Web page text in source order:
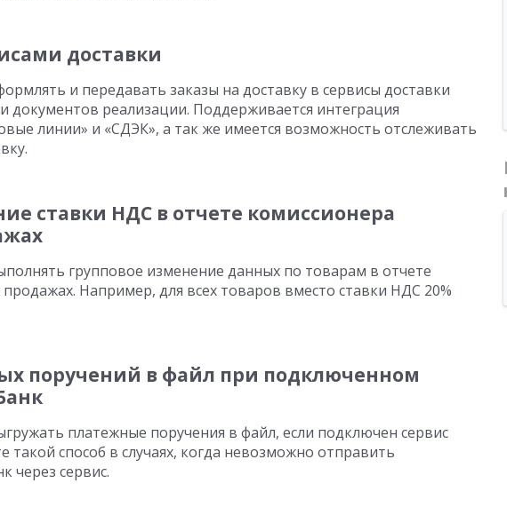
доставки
и передавать заказы на доставку в сервисы доставки
документов реализации. Поддерживается интеграция
линии» и «СДЭК», а так же имеется возможность отслеживать
ставки НДС в отчете комиссионера
групповое изменение данных по товарам в отчете
Например, для всех товаров вместо ставки НДС 20%
поручений в файл при подключенном
платежные поручения в файл, если подключен сервис
такой способ в случаях, когда невозможно отправить
через сервис.